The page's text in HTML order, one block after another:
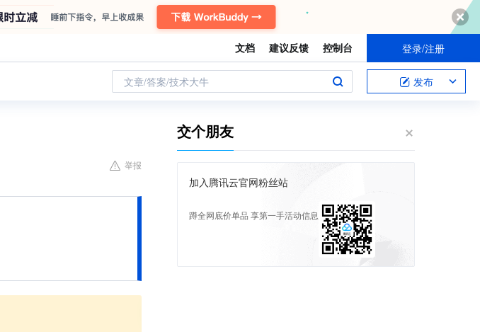
文档 建议反馈 控制台 登录/注册
文章/答案/技术大牛 发布
举报
交个朋友
加入腾讯云官网粉丝站
蹲全网底价单品 享第一手活动信息